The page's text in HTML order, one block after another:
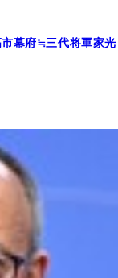
市幕府≒三代将軍家光